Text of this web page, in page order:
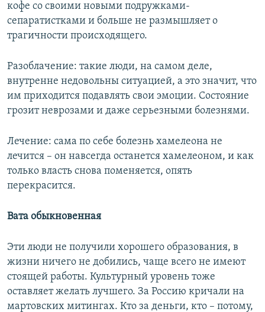
кофе со своими новыми подружками-
сепаратистками и больше не размышляет о
трагичности происходящего.
Разоблачение: такие люди, на самом деле,
внутренне недовольны ситуацией, а это значит, что
им приходится подавлять свои эмоции. Состояние
грозит неврозами и даже серьезными болезнями.
Лечение: сама по себе болезнь хамелеона не
лечится – он навсегда останется хамелеоном, и как
только власть снова поменяется, опять
перекрасится.
Вата обыкновенная
Эти люди не получили хорошего образования, в
жизни ничего не добились, чаще всего не имеют
стоящей работы. Культурный уровень тоже
оставляет желать лучшего. За Россию кричали на
мартовских митингах. Кто за деньги, кто – потому,